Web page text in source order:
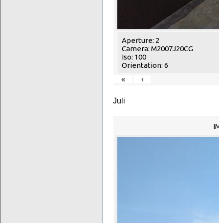
Aperture: 2
Camera: M2007J20CG
Iso: 100
Orientation: 6
«
‹
Juli